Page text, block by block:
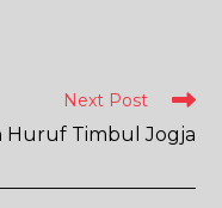
Next Post
Huruf Timbul Jogja